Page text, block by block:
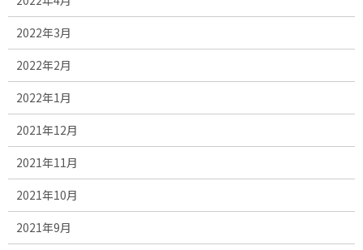
2022年3月
2022年2月
2022年1月
2021年12月
2021年11月
2021年10月
2021年9月